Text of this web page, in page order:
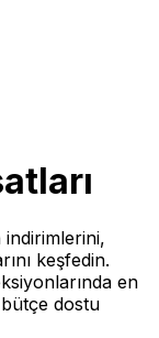
indirimlerini,
keşfedin.
en
dostu